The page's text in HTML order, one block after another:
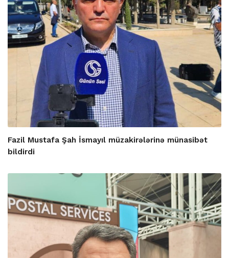
Fazil Mustafa Şah İsmayıl müzakirələrinə münasibət
bildirdi